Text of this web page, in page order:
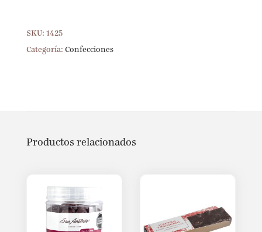
SKU: 1425
Categoría: Confecciones
Productos relacionados